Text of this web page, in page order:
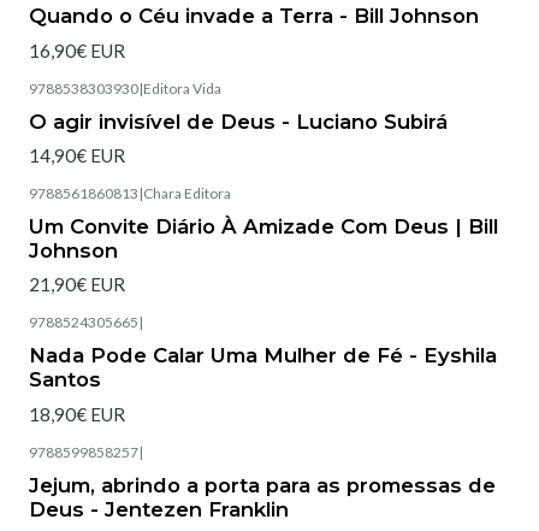
Quando o Céu invade a Terra - Bill Johnson
16,90€ EUR
9788538303930|Editora Vida
O agir invisível de Deus - Luciano Subirá
14,90€ EUR
9788561860813 |Chara Editora
Um Convite Diário À Amizade Com Deus | Bill
Johnson
21,90€ EUR
9788524305665 |
Nada Pode Calar Uma Mulher de Fé - Eyshila
Santos
18,90€ EUR
9788599858257|
Jejum, abrindo a porta para as promessas de
Deus - Jentezen Franklin